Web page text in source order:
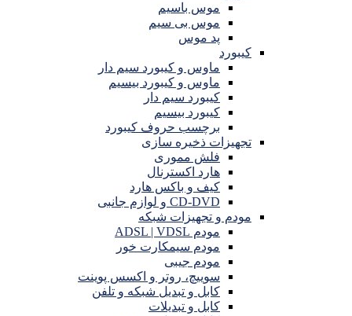
موس باسیم
موس بی سیم
پد موس
کیبورد
ماوس و کیبورد سیم دار
ماوس و کیبورد بیسیم
کیبورد سیم دار
کیبورد بیسیم
برچسب حروف کیبورد
تجهیزات ذخیره سازی
فلش مموری
هارد اکسترنال
کیف و باکس هارد
CD-DVD و لوازم جانبی
مودم و تجهیزات شبکه
مودم ADSL | VDSL
مودم سیمکارت خور
مودم جیبی
سوییچ، روتر و اکسس پوینت
کابل و تبدیل شبکه و تلفن
کابل و تبدیلات